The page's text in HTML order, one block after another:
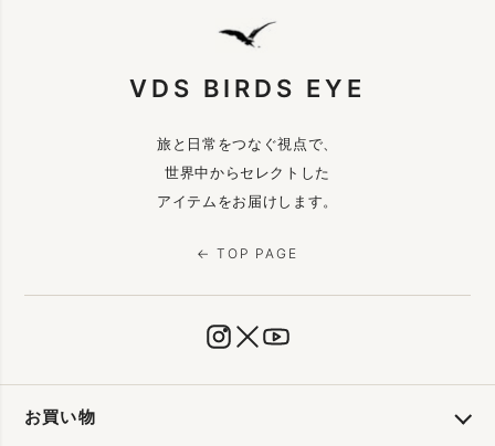
VDS BIRDS EYE
旅と日常をつなぐ視点で、
世界中からセレクトした
アイテムをお届けします。
← TOP PAGE
お買い物